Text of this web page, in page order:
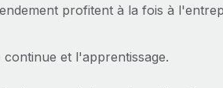
profitent à la fois à
et l'apprentissage.